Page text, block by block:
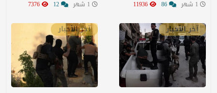
آخر الأخبار آخر الأخبار